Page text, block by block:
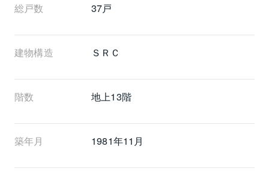
総戸数 37戸
建物構造 ＳＲＣ
階数 地上13階
築年月 1981年11月